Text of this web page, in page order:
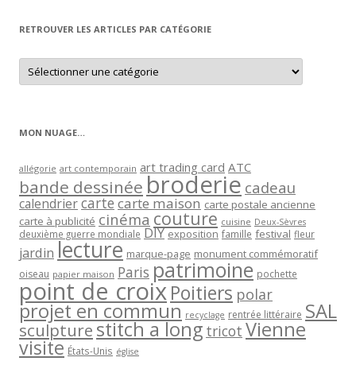
RETROUVER LES ARTICLES PAR CATÉGORIE
Retrouver
les
articles
MON NUAGE…
allégorie art contemporain art trading card ATC
bande dessinée broderie cadeau
calendriercartecarte maison carte postale ancienne
carte à publicité cinéma couture cuisine Deux-Sèvres
deuxième guerre mondiale DIY exposition famille festival fleur
jardin lecture marque-page monument commémoratif
oiseau papier maison Paris patrimoine pochette
point de croixPoitiers polar
projet en commun recyclage rentrée littéraire SAL
sculpturestitch a long tricot Vienne
visite États-Unis église